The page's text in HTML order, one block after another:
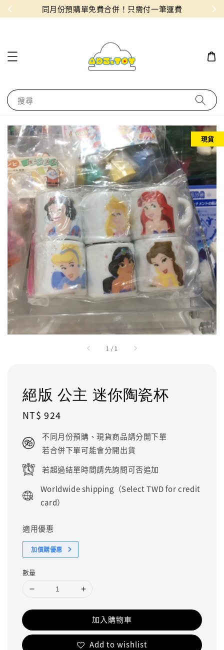
！ 同月份預購單免費合併！只需付一筆運費
搜尋
1 / 1
現貨
絕版 公主 迷你陶瓷杯
Regular
NT$ 924
不同月份預購、現貨商品請分開下單
若合併下單可能會分開出貨
若超過結單時間請先詢問可否追加
Worldwide shipping（Select TWD for credit
card）
適用優惠
加價購優惠
數量
加入購物車
Add to wishlist